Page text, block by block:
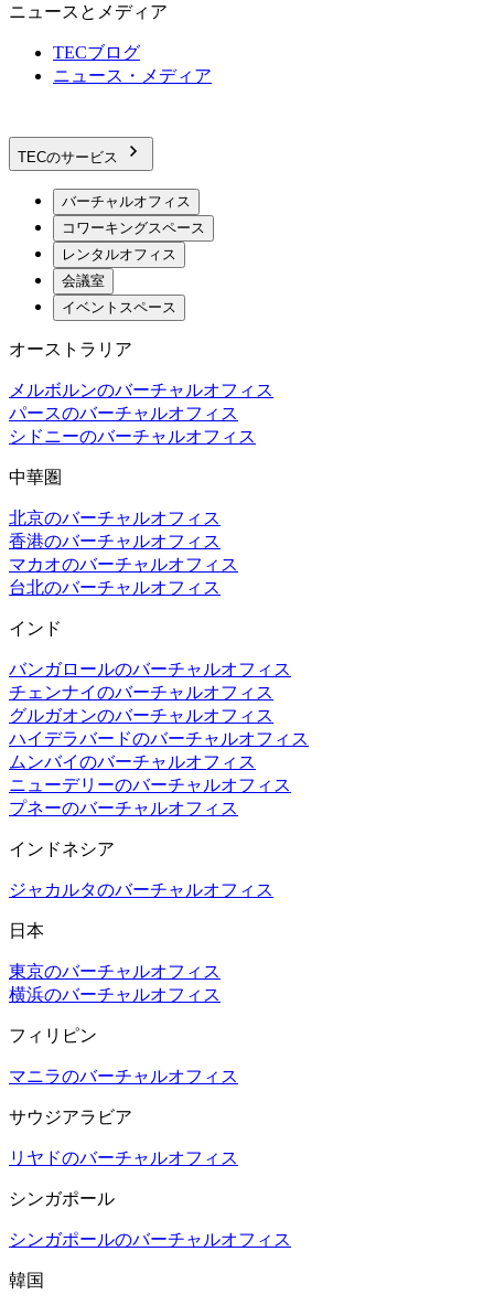
ニュースとメディア
TECブログ
ニュース・メディア
TECのサービス
バーチャルオフィス
コワーキングスペース
レンタルオフィス
会議室
イベントスペース
オーストラリア
メルボルンのバーチャルオフィス
パースのバーチャルオフィス
シドニーのバーチャルオフィス
中華圏
北京のバーチャルオフィス
香港のバーチャルオフィス
マカオのバーチャルオフィス
台北のバーチャルオフィス
インド
バンガロールのバーチャルオフィス
チェンナイのバーチャルオフィス
グルガオンのバーチャルオフィス
ハイデラバードのバーチャルオフィス
ムンバイのバーチャルオフィス
ニューデリーのバーチャルオフィス
プネーのバーチャルオフィス
インドネシア
ジャカルタのバーチャルオフィス
日本
東京のバーチャルオフィス
横浜のバーチャルオフィス
フィリピン
マニラのバーチャルオフィス
サウジアラビア
リヤドのバーチャルオフィス
シンガポール
シンガポールのバーチャルオフィス
韓国